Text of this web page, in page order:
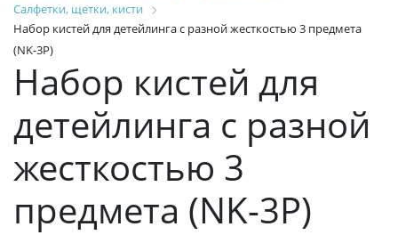
Салфетки, щетки, кисти
Набор кистей для детейлинга с разной жесткостью 3 предмета
(NK-3P)
Набор кистей для
детейлинга с разной
жесткостью 3
предмета (NK-3P)